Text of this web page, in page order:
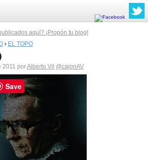
aquí? ¡Propón tu blog!
› EL TOPO
2011 porAlberto Vil @cajonAV
Save